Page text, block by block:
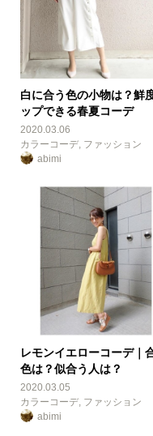
白に合う色の小物は？鮮
ップできる春夏コーデ
2020.03.06
カラーコーデ, ファッション
abimi
レモンイエローコーデ｜
色は？似合う人は？
2020.03.05
カラーコーデ, ファッション
abimi